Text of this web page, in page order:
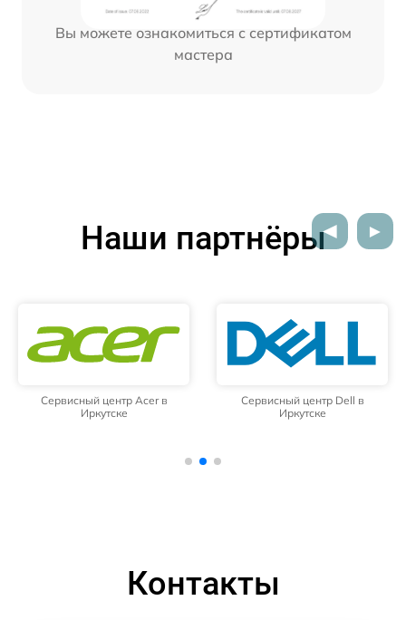
Вы можете ознакомиться с сертификатом
мастера
Наши партнёры
Сервисный центр Acer в
Иркутске
Сервисный центр Dell в
Иркутске
Контакты